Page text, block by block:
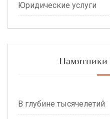
Юридические услуги
Памятники
В глубине тысячелетий